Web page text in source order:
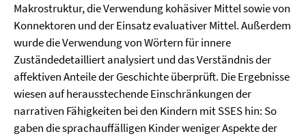
Makrostruktur, die Verwendung kohäsiver Mittel sowie von
Konnektoren und der Einsatz evaluativer Mittel. Außerdem
wurde die Verwendung von Wörtern für innere
Zuständedetailliert analysiert und das Verständnis der
affektiven Anteile der Geschichte überprüft. Die Ergebnisse
wiesen auf herausstechende Einschränkungen der
narrativen Fähigkeiten bei den Kindern mit SSES hin: So
gaben die sprachauffälligen Kinder weniger Aspekte der